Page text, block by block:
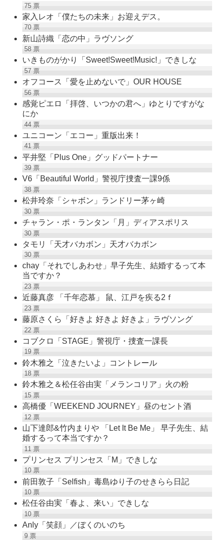
75票
家入レオ「僕たちの未来」お迎えデス。
70票
新山詩織「恋の中」ラヴソング
58票
いきものがかり「Sweet!Sweet!Music!」できしな
57票
オフコース「愛を止めないで」OUR HOUSE
56票
感覚ピエロ「拝啓、いつかの君へ」ゆとりですがな
にか
44票
ユニコーン「エコー」重版出来！
41票
平井堅「Plus One」グッドパートナー
39票
V6「Beautiful World」警視庁捜査一課9係
38票
松井玲奈「シャボン」ランドリー茅ヶ崎
30票
チャラン・ポ・ランタン「月」ディアスポリス
30票
タモリ「天才バカボン」天才バカボン
30票
chay「それでしあわせ」早子先生、結婚するって本
当ですか？
23票
近藤真彦 「千年恋慕」 鼠、江戸を疾る2ｆ
23票
藤原さくら「好きよ 好きよ 好きよ」ラヴソング
22票
コブクロ「STAGE」警視庁・捜査一課長
19票
鈴木雅之「泣きたいよ」コントレール
18票
鈴木雅之＆松任谷由実「メランコリア」火の粉
15票
高橋優「WEEKEND JOURNEY」昼のセント酒
12票
山下達郎&竹内まりや 「Let It Be Me」 早子先生、結
婚するって本当ですか？
11票
プリンセス プリンセス「M」できしな
10票
前田敦子「Selfish」毒島ゆり子のせきらら日記
10票
松任谷由実「春よ、来い」できしな
10票
Anly「笑顔」／ぼくのいのち
9票